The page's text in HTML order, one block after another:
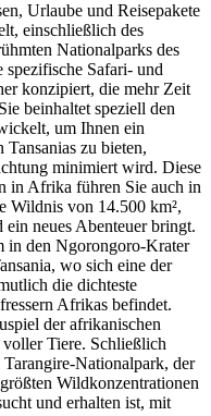
Urlaube und Reisepakete
einschließlich des
Nationalparks des
Safari- und
konzipiert, die mehr Zeit
beinhaltet speziell den
um Ihnen ein
zu bieten,
minimiert wird. Diese
in Afrika führen Sie auch in
Wildnis von 14.500 km²,
neues Abenteuer bringt.
in den Ngorongoro-Krater
wo sich eine der
die dichteste
Afrikas befindet.
der afrikanischen
Tiere. Schließlich
Nationalpark, der
Wildkonzentrationen
und erhalten ist, mit